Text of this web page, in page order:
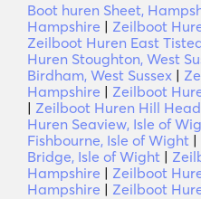
Boot huren Sheet,
Hampshire | Zeilboot
Zeilboot Huren East
Huren Stoughton, West
Birdham, West Sussex |
Hampshire | Zeilboot
| Zeilboot Huren Hill
Huren Seaview, Isle of
Fishbourne, Isle of Wight |
Bridge, Isle of Wight |
Hampshire | Zeilboot
Hampshire | Zeilboot